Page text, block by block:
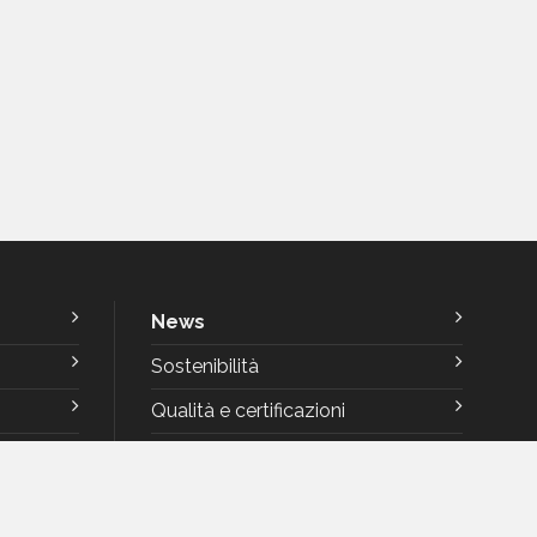
News
Sostenibilità
Qualità e certificazioni